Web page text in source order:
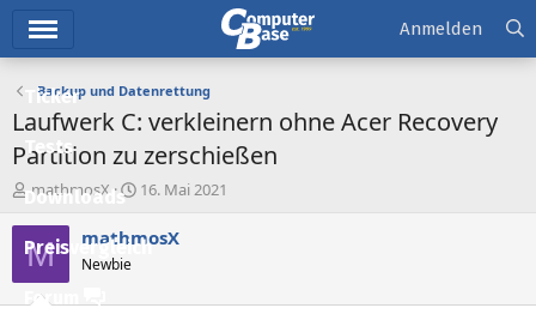
Ticker
Tests
Downloads
Preisvergleich
Forum
Anmelden
Backup und Datenrettung
Laufwerk C: verkleinern ohne Acer Recovery
Partition zu zerschießen
E
r
s
t
mathmosX
E
s
16. Mai 2021
M mathmosX
Newbie